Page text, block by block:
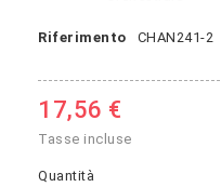
Riferimento CHAN241-2
17,56 €
Tasse incluse
Quantità